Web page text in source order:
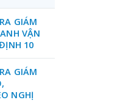
GIÁM
VẬN
10
GIÁM
NGHỊ